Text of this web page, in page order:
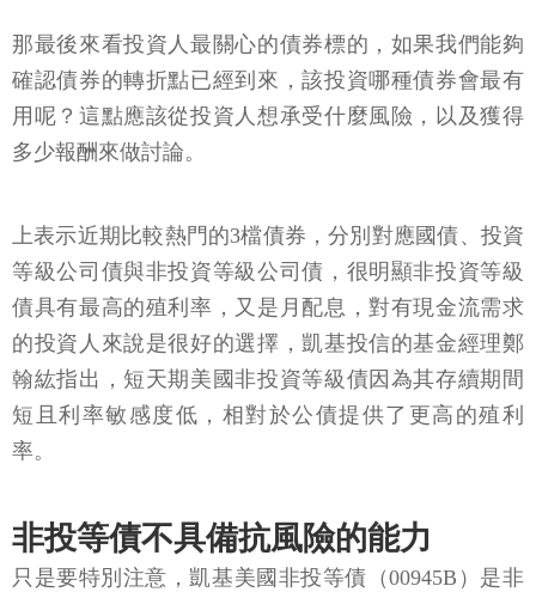
那最後來看投資人最關心的債券標的，如果我們能夠
確認債券的轉折點已經到來，該投資哪種債券會最有
用呢？這點應該從投資人想承受什麼風險，以及獲得
多少報酬來做討論。
上表示近期比較熱門的3檔債券，分別對應國債、投資
等級公司債與非投資等級公司債，很明顯非投資等級
債具有最高的殖利率，又是月配息，對有現金流需求
的投資人來說是很好的選擇，凱基投信的基金經理鄭
翰紘指出，短天期美國非投資等級債因為其存續期間
短且利率敏感度低，相對於公債提供了更高的殖利
率。
非投等債不具備抗風險的能力
只是要特別注意，凱基美國非投等債（00945B）是非